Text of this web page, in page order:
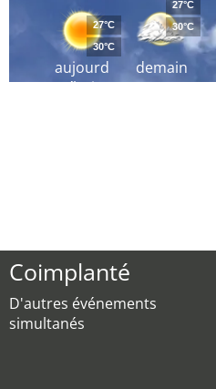
aujourd
´hui
27°C
30°C
demain
27°C
30°C
Coimplanté
D'autres événements
simultanés